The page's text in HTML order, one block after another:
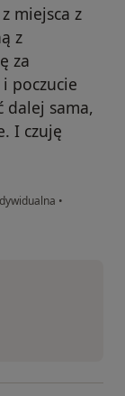
miejsca z
z
za
poczucie
dalej sama,
I czuję
•